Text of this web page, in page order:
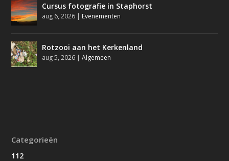
Cursus fotografie in Staphorst
aug 6, 2026 | Evenementen
Rotzooi aan het Kerkenland
aug 5, 2026 |Algemeen
Categorieën
112